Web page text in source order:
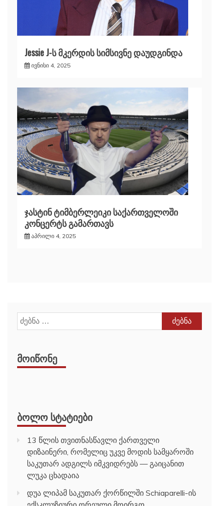
Jessie J-ს მკერდის სიმსივნე დაუდგინდა
ივნისი 4, 2025
ჯასტინ ტიმბერლეიკი საქართველოში
კონცერტს გამართავს
აპრილი 4, 2025
ძებნა:
ᲛᲝᲘᲬᲝᲜᲔ
ᲑᲝᲚᲝ ᲡᲢᲐᲢᲘᲔᲑᲘ
13 წლის თვითნასწავლი ქართველი
დიზაინერი, რომელიც უკვე მოდის სამყაროში
საკუთარ ადგილს იმკვიდრებს — გაიცანით
ლუკა ცხადაია
დუა ლიპამ საკუთარ ქორწილში Schiaparelli-ის